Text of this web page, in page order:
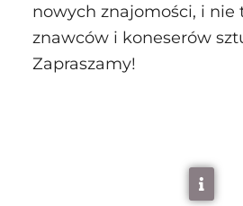
nowych znajomości, i nie
znawców i koneserów
Zapraszamy!